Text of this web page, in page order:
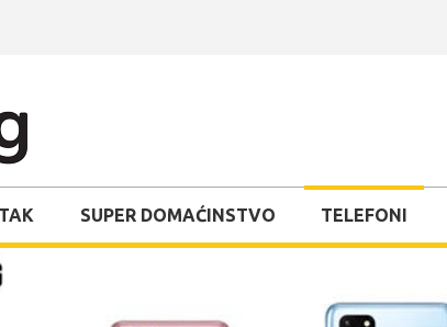
SUPER DOMAĆINSTVO TELEFONI